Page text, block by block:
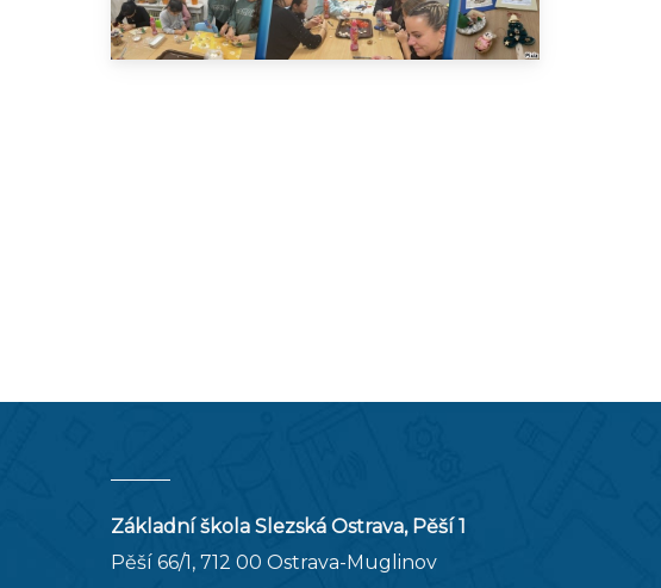
Základní škola Slezská Ostrava, Pěší 1
Pěší 66/1, 712 00 Ostrava-Muglinov